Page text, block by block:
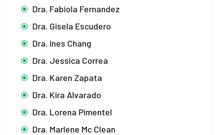
Dra. Fabiola Fernandez
Dra. Gisela Escudero
Dra. Ines Chang
Dra. Jessica Correa
Dra. Karen Zapata
Dra. Kira Alvarado
Dra. Lorena Pimentel
Dra. Marlene Mc Clean